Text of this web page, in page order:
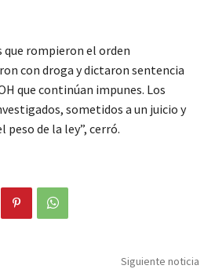
que rompieron el orden
con droga y dictaron sentencia
que continúan impunes. Los
sometidos a un juicio y
peso de la ley”, cerró.
Siguiente noticia